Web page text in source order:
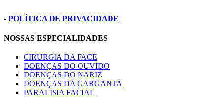
- POLÍTICA DE PRIVACIDADE
NOSSAS ESPECIALIDADES
CIRURGIA DA FACE
DOENÇAS DO OUVIDO
DOENÇAS DO NARIZ
DOENÇAS DA GARGANTA
PARALISIA FACIAL